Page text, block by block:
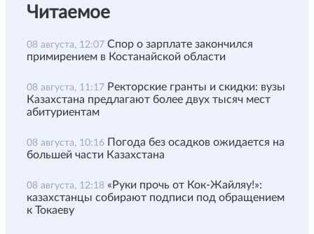
Читаемое
08 августа, 12:07 Спор о зарплате закончился
примирением в Костанайской области
08 августа, 11:17 Ректорские гранты и скидки: вузы
Казахстана предлагают более двух тысяч мест
абитуриентам
08 августа, 10:16 Погода без осадков ожидается на
большей части Казахстана
08 августа, 12:18 «Руки прочь от Кок-Жайляу!»:
казахстанцы собирают подписи под обращением
к Токаеву